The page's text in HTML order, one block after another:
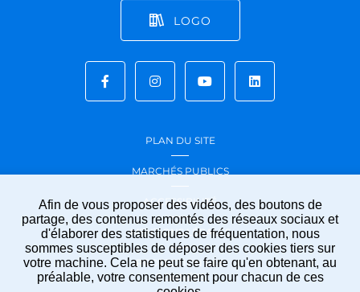
Afin de vous proposer des vidéos, des boutons de
partage, des contenus remontés des réseaux sociaux et
d'élaborer des statistiques de fréquentation, nous
sommes susceptibles de déposer des cookies tiers sur
votre machine. Cela ne peut se faire qu'en obtenant, au
préalable, votre consentement pour chacun de ces
LOGO
PLAN DU SITE
MARCHÉS PUBLICS
ACCESSIBILITÉ
MENTIONS LÉGALES
PROTECTION DES
DONNÉES